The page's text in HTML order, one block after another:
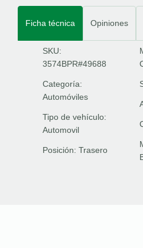
Ficha técnica Opiniones
SKU:
3574BPR#49688
Categoría:
Automóviles
Tipo de vehículo:
Automovil
Posición: Trasero